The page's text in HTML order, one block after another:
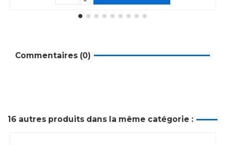
Commentaires (0)
16 autres produits dans la même catégorie :